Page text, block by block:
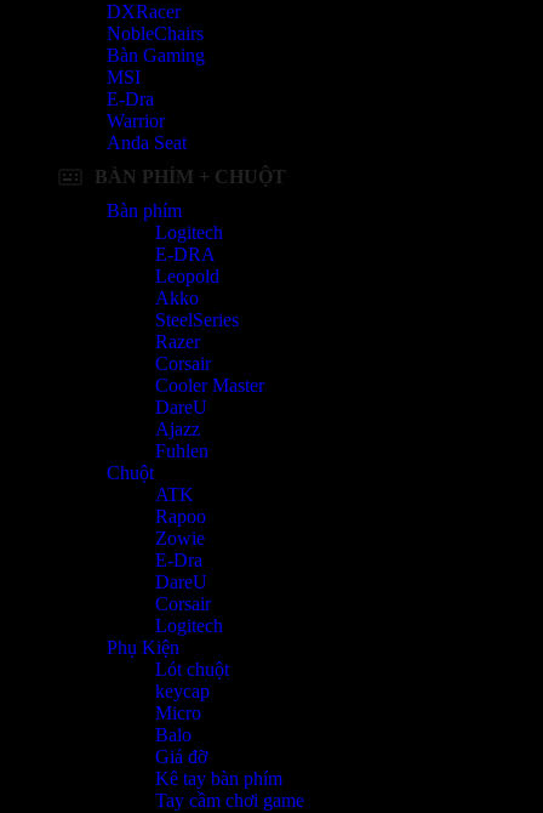
DXRacer
NobleChairs
Bàn Gaming
MSI
E-Dra
Warrior
Anda Seat
BÀN PHÍM + CHUỘT
Bàn phím
Logitech
E-DRA
Leopold
Akko
SteelSeries
Razer
Corsair
Cooler Master
DareU
Ajazz
Fuhlen
Chuột
ATK
Rapoo
Zowie
E-Dra
DareU
Corsair
Logitech
Phụ Kiện
Lót chuột
keycap
Micro
Balo
Giá đỡ
Kê tay bàn phím
Tay cầm chơi game